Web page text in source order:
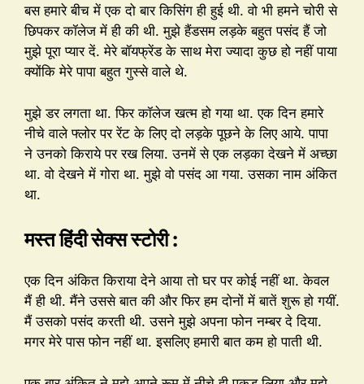
बस हमारे बीच में एक दो बार किसिंग ही हुई थी. वो भी हमने चोरी से
छिपकर कॉलेज में ही की थी. मुझे हैंडसम लड़के बहुत पसंद हैं जो
मुझे पूरा प्यार दें. मेरे बॉयफ्रेंड के साथ मेरा ज्यादा कुछ हो नहीं पाया
क्योंकि मेरे पापा बहुत गुस्से वाले थे.
मुझे डर लगता था. फिर कॉलेज खत्म हो गया था. एक दिन हमारे
नीचे वाले फ्लोर पर रेंट के लिए दो लड़के पूछने के लिए आये. पापा
ने उनको किराये पर रख लिया. उनमें से एक लड़का देखने में अच्छा
था. वो देखने में गोरा था. मुझे वो पसंद आ गया. उसका नाम अंकित
था.
मस्त हिंदी सेक्स स्टोरी :
एक दिन अंकित किराया देने आया तो घर पर कोई नहीं था. केवल
मैं ही थी. मैंने उससे बात की और फिर हम दोनों में बातें शुरू हो गयीं.
मैं उसको पसंद करती थी. उसने मुझे अपना फोन नम्बर दे दिया.
मगर मेरे पास फोन नहीं था. इसलिए हमारी बात कम हो पाती थी.